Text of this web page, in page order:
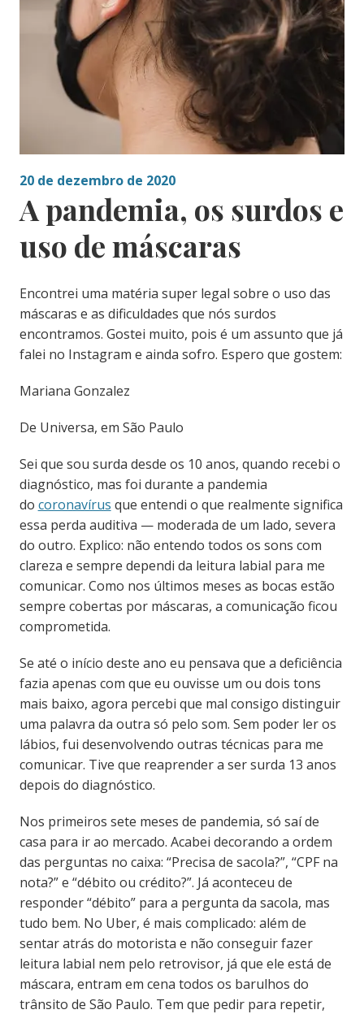
20 de dezembro de 2020
A pandemia, os surdos e
uso de máscaras
Encontrei uma matéria super legal sobre o uso das
máscaras e as dificuldades que nós surdos
encontramos. Gostei muito, pois é um assunto que já
falei no Instagram e ainda sofro. Espero que gostem:
Mariana Gonzalez
De Universa, em São Paulo
Sei que sou surda desde os 10 anos, quando recebi o
diagnóstico, mas foi durante a pandemia
do coronavírus que entendi o que realmente significa
essa perda auditiva — moderada de um lado, severa
do outro. Explico: não entendo todos os sons com
clareza e sempre dependi da leitura labial para me
comunicar. Como nos últimos meses as bocas estão
sempre cobertas por máscaras, a comunicação ficou
comprometida.
Se até o início deste ano eu pensava que a deficiência
fazia apenas com que eu ouvisse um ou dois tons
mais baixo, agora percebi que mal consigo distinguir
uma palavra da outra só pelo som. Sem poder ler os
lábios, fui desenvolvendo outras técnicas para me
comunicar. Tive que reaprender a ser surda 13 anos
depois do diagnóstico.
Nos primeiros sete meses de pandemia, só saí de
casa para ir ao mercado. Acabei decorando a ordem
das perguntas no caixa: “Precisa de sacola?”, “CPF na
nota?” e “débito ou crédito?”. Já aconteceu de
responder “débito” para a pergunta da sacola, mas
tudo bem. No Uber, é mais complicado: além de
sentar atrás do motorista e não conseguir fazer
leitura labial nem pelo retrovisor, já que ele está de
máscara, entram em cena todos os barulhos do
trânsito de São Paulo. Tem que pedir para repetir,